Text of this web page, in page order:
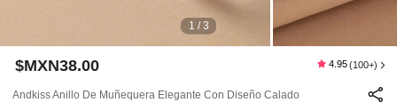
1 / 3
$MXN38.00 4.95 (100+)
Andkiss Anillo De Muñequera Elegante Con Diseño Calado